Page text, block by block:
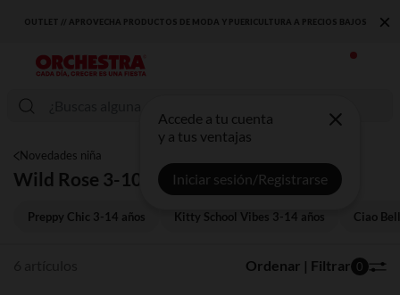
OUTLET // APROVECHA PRODUCTOS DE MODA Y PUERICULTURA A PRECIOS BAJOS ×
Accede a tu cuenta
y a tus ventajas
Iniciar sesión/Registrarse
Novedades niña
Wild Rose 3-10 años
Preppy Chic 3-14 años Kitty School Vibes 3-14 años Ciao
Ordenar | Filtrar 0